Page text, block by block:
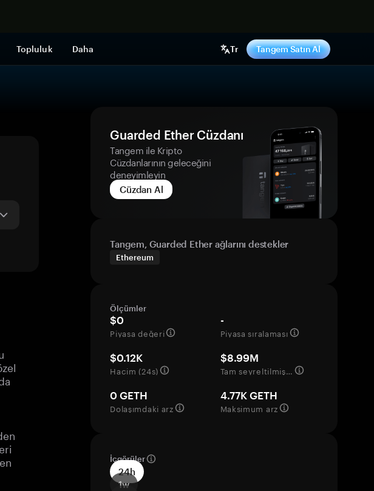
Topluluk Daha Tr Tangem Satın Al
Guarded Ether Cüzdanı
Tangem ile Kripto
Cüzdanlarının geleceğini
deneyimleyin
Cüzdan Al
Tangem, Guarded Ether ağlarını destekler
Ethereum
Ölçümler
$0
Piyasa değeri
-
Piyasa sıralaması
$0.12K
Hacim (24s)
$8.99M
Tam seyreltilmiş değerleme
0 GETH
Dolaşımdaki arz
4.77K GETH
Maksimum arz
İçgörüler
24h
1w